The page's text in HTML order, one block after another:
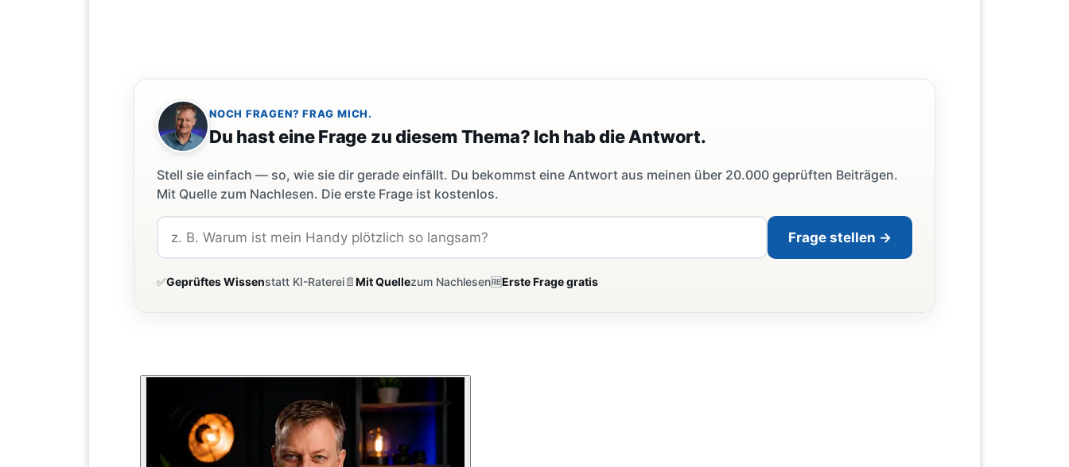
NOCH FRAGEN? FRAG MICH.
Du hast eine Frage zu diesem Thema? Ich hab die Antwort.
Stell sie einfach — so, wie sie dir gerade einfällt. Du bekommst eine Antwort aus meinen über 20.000 geprüften Beiträgen.
Mit Quelle zum Nachlesen. Die erste Frage ist kostenlos.
Frage stellen →
✅Geprüftes Wissenstatt KI-Raterei📄Mit Quellezum Nachlesen🆓Erste Frage gratis